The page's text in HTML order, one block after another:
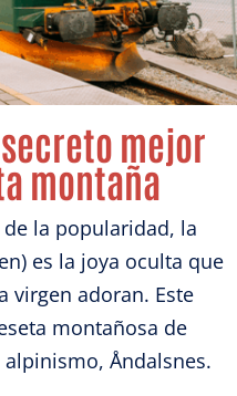
secreto mejor
montaña
de la popularidad, la
es la joya oculta que
virgen adoran. Este
montañosa de
Åndalsnes.